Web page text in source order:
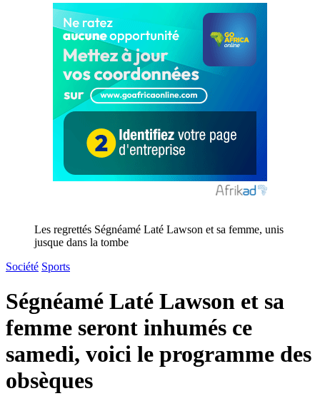
Les regrettés Ségnéamé Laté Lawson et sa femme, unis
jusque dans la tombe
Société Sports
Ségnéamé Laté Lawson et sa
femme seront inhumés ce
samedi, voici le programme des
obsèques